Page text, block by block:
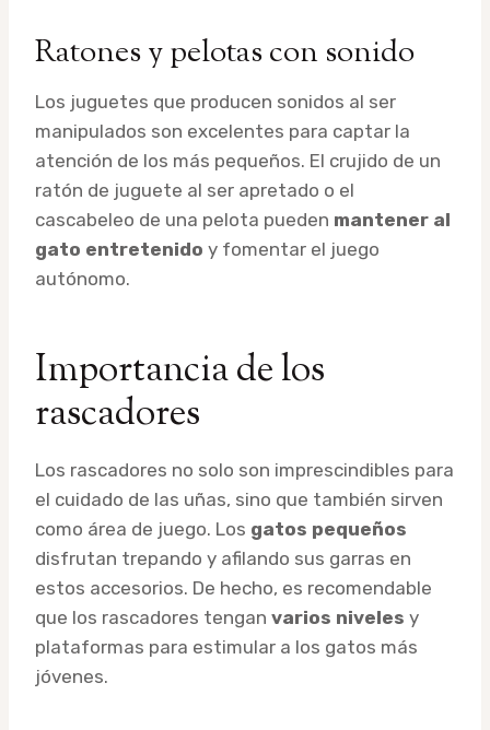
Ratones y pelotas con sonido
Los juguetes que producen sonidos al ser
manipulados son excelentes para captar la
atención de los más pequeños. El crujido de un
ratón de juguete al ser apretado o el
cascabeleo de una pelota pueden mantener al
gato entretenido y fomentar el juego
autónomo.
Importancia de los
rascadores
Los rascadores no solo son imprescindibles para
el cuidado de las uñas, sino que también sirven
como área de juego. Los gatos pequeños
disfrutan trepando y afilando sus garras en
estos accesorios. De hecho, es recomendable
que los rascadores tengan varios niveles y
plataformas para estimular a los gatos más
jóvenes.